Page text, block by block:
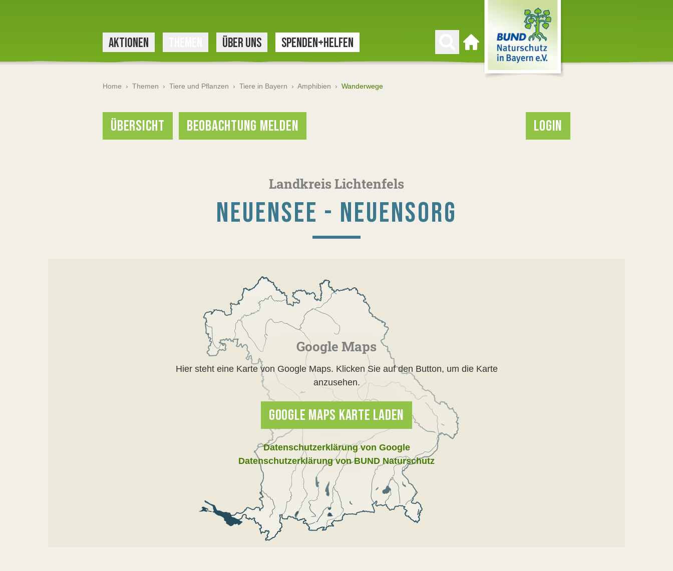
AKTIONEN ÜBER UNS SPENDEN+HELFEN
Zur Startseite
Home › Themen › Tiere und Pflanzen › Tiere in Bayern › Amphibien › Wanderwege
ÜBERSICHT BEOBACHTUNG MELDEN LOGIN
Landkreis Lichtenfels
NEUENSEE - NEUENSORG
Google Maps
Hier steht eine Karte von Google Maps. Klicken Sie auf den Button, um die Karte
anzusehen.
GOOGLE MAPS KARTE LADEN
Datenschutzerklärung von Google
Datenschutzerklärung von BUND Naturschutz